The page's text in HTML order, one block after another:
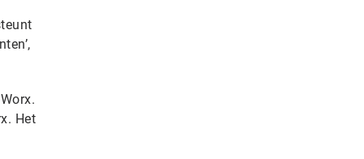
Het